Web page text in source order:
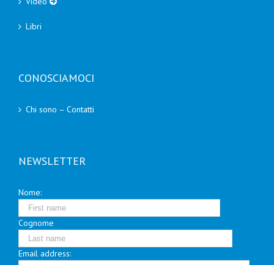
Libri
CONOSCIAMOCI
Chi sono – Contatti
NEWSLETTER
Nome:
Cognome
Email address: